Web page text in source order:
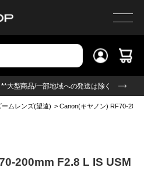
**大型商品/一部地域への発送は除く
ームレンズ(望遠) >Canon(キヤノン) RF70-
200mm F2.8 L IS USM